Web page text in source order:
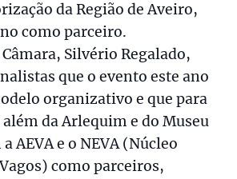
da Região de Aveiro,
como parceiro.
Silvério Regalado,
que o evento este ano
organizativo e que para
da Arlequim e do Museu
AEVA e o NEVA (Núcleo
como parceiros,